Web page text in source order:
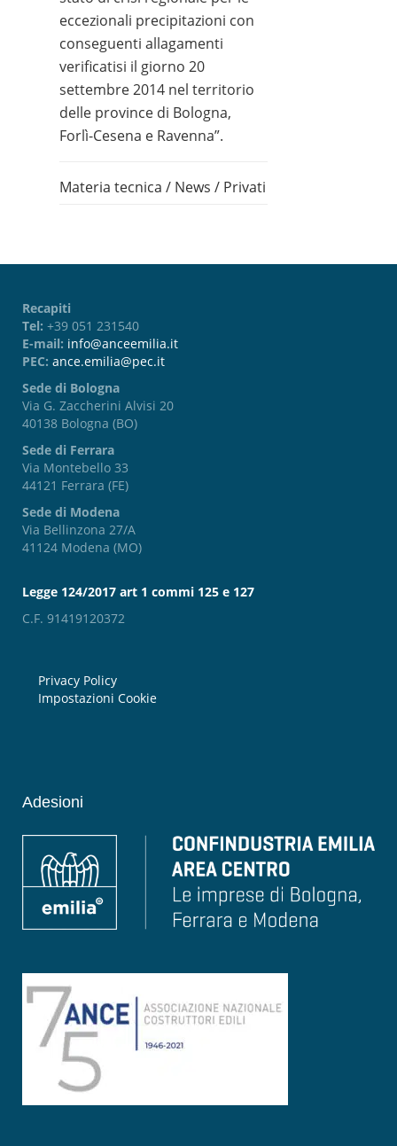
eccezionali precipitazioni con
conseguenti allagamenti
verificatisi il giorno 20
settembre 2014 nel territorio
delle province di Bologna,
Forlì-Cesena e Ravenna”.
Materia tecnica / News / Privati
Recapiti
Tel: +39 051 231540
E-mail: info@anceemilia.it
PEC: ance.emilia@pec.it
Sede di Bologna
Via G. Zaccherini Alvisi 20
40138 Bologna (BO)
Sede di Ferrara
Via Montebello 33
44121 Ferrara (FE)
Sede di Modena
Via Bellinzona 27/A
41124 Modena (MO)
Legge 124/2017 art 1 commi 125 e 127
C.F. 91419120372
Privacy Policy
Impostazioni Cookie
Adesioni